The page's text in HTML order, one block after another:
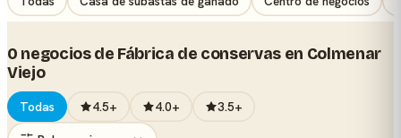
0 negocios de Fábrica de conservas en Colmenar
Viejo
Todas 4.5+ 4.0+ 3.5+